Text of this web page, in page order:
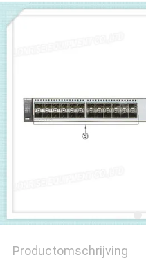
SITEMAP
Productomschrijving